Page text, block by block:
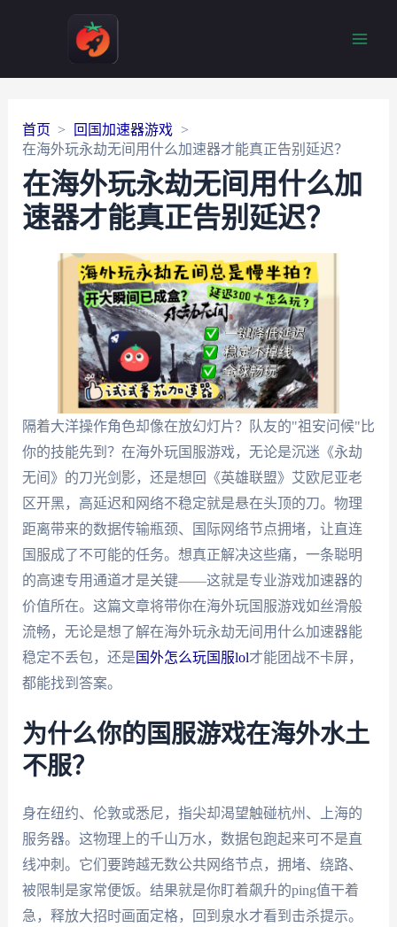
首页
回国加速器游戏
在海外玩永劫无间用什么加速器才能真正告别延迟？
在海外玩永劫无间用什么加
速器才能真正告别延迟？
隔着大洋操作角色却像在放幻灯片？队友的"祖安问候"比
你的技能先到？在海外玩国服游戏，无论是沉迷《永劫
无间》的刀光剑影，还是想回《英雄联盟》艾欧尼亚老
区开黑，高延迟和网络不稳定就是悬在头顶的刀。物理
距离带来的数据传输瓶颈、国际网络节点拥堵，让直连
国服成了不可能的任务。想真正解决这些痛，一条聪明
的高速专用通道才是关键——这就是专业游戏加速器的
价值所在。这篇文章将带你在海外玩国服游戏如丝滑般
流畅，无论是想了解在海外玩永劫无间用什么加速器能
稳定不丢包，还是 国外怎么玩国服lol才能团战不卡屏，
都能找到答案。
为什么你的国服游戏在海外水土
不服？
身在纽约、伦敦或悉尼，指尖却渴望触碰杭州、上海的
服务器。这物理上的千山万水，数据包跑起来可不是直
线冲刺。它们要跨越无数公共网络节点，拥堵、绕路、
被限制是家常便饭。结果就是你盯着飙升的ping值干着
急，释放大招时画面定格，回到泉水才看到击杀提示。